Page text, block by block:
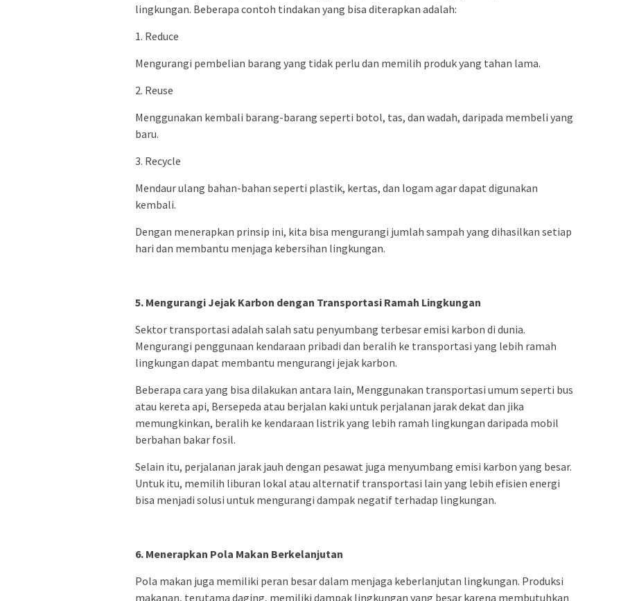
lingkungan. Beberapa contoh tindakan yang bisa diterapkan adalah:
1. Reduce
Mengurangi pembelian barang yang tidak perlu dan memilih produk yang tahan lama.
2. Reuse
Menggunakan kembali barang-barang seperti botol, tas, dan wadah, daripada membeli yang
baru.
3. Recycle
Mendaur ulang bahan-bahan seperti plastik, kertas, dan logam agar dapat digunakan
kembali.
Dengan menerapkan prinsip ini, kita bisa mengurangi jumlah sampah yang dihasilkan setiap
hari dan membantu menjaga kebersihan lingkungan.
5. Mengurangi Jejak Karbon dengan Transportasi Ramah Lingkungan
Sektor transportasi adalah salah satu penyumbang terbesar emisi karbon di dunia.
Mengurangi penggunaan kendaraan pribadi dan beralih ke transportasi yang lebih ramah
lingkungan dapat membantu mengurangi jejak karbon.
Beberapa cara yang bisa dilakukan antara lain, Menggunakan transportasi umum seperti bus
atau kereta api, Bersepeda atau berjalan kaki untuk perjalanan jarak dekat dan jika
memungkinkan, beralih ke kendaraan listrik yang lebih ramah lingkungan daripada mobil
berbahan bakar fosil.
Selain itu, perjalanan jarak jauh dengan pesawat juga menyumbang emisi karbon yang besar.
Untuk itu, memilih liburan lokal atau alternatif transportasi lain yang lebih efisien energi
bisa menjadi solusi untuk mengurangi dampak negatif terhadap lingkungan.
6. Menerapkan Pola Makan Berkelanjutan
Pola makan juga memiliki peran besar dalam menjaga keberlanjutan lingkungan. Produksi
makanan, terutama daging, memiliki dampak lingkungan yang besar karena membutuhkan